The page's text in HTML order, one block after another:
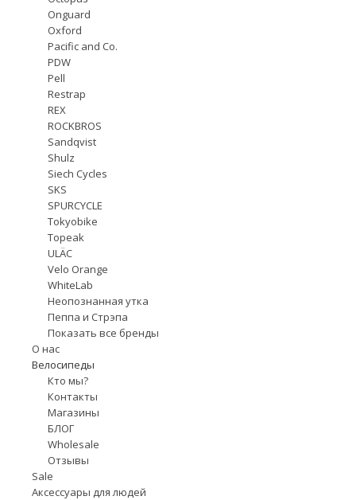
Onguard
Oxford
Pacific and Co.
PDW
Pell
Restrap
REX
ROCKBROS
Sandqvist
Shulz
Siech Cycles
SKS
SPURCYCLE
Tokyobike
Topeak
ULÄC
Velo Orange
WhiteLab
Неопознанная утка
Пеппа и Стрэпа
Показать все бренды
О нас
Велосипеды
Кто мы?
Контакты
Магазины
БЛОГ
Wholesale
Отзывы
Sale
Аксессуары для людей